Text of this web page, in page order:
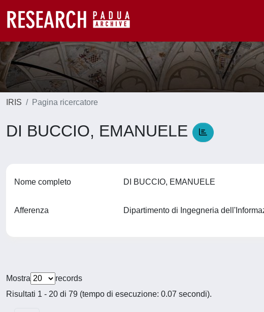
IRIS Pagina ricercatore
DI BUCCIO, EMANUELE
Nome completo DI BUCCIO, EMANUELE
Afferenza Dipartimento di Ingegneria
Mostra
records
Risultati 1 - 20 di 79 (tempo di esecuzione: 0.07 secondi).